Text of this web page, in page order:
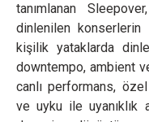
tanımlanan
dinlenilen
kişilik yataklarda
downtempo, ambient
canlı performans,
ve uyku ile uyanıklık